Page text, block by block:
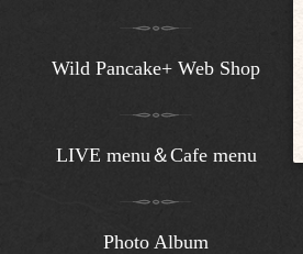
Wild Pancake+ Web Shop
LIVE menu＆Cafe menu
Photo Album